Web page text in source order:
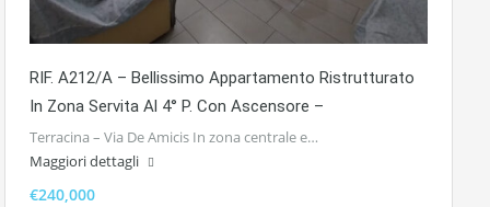
RIF. A212/A – Bellissimo Appartamento Ristrutturato
In Zona Servita Al 4° P. Con Ascensore –
Terracina – Via De Amicis In zona centrale e…
Maggiori dettagli
€240,000